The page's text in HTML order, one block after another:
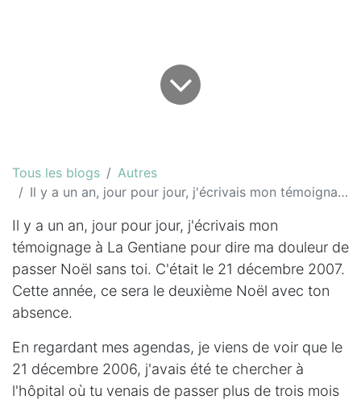
Tous les blogs
Autres
Il y a un an, jour pour jour, j'écrivais mon témoignage à La Gentiane pour dire ma douleur...
Il y a un an, jour pour jour, j'écrivais mon
témoignage à La Gentiane pour dire ma douleur de
passer Noël sans toi. C'était le 21 décembre 2007.
Cette année, ce sera le deuxième Noël avec ton
absence.
En regardant mes agendas, je viens de voir que le
21 décembre 2006, j'avais été te chercher à
l'hôpital où tu venais de passer plus de trois mois